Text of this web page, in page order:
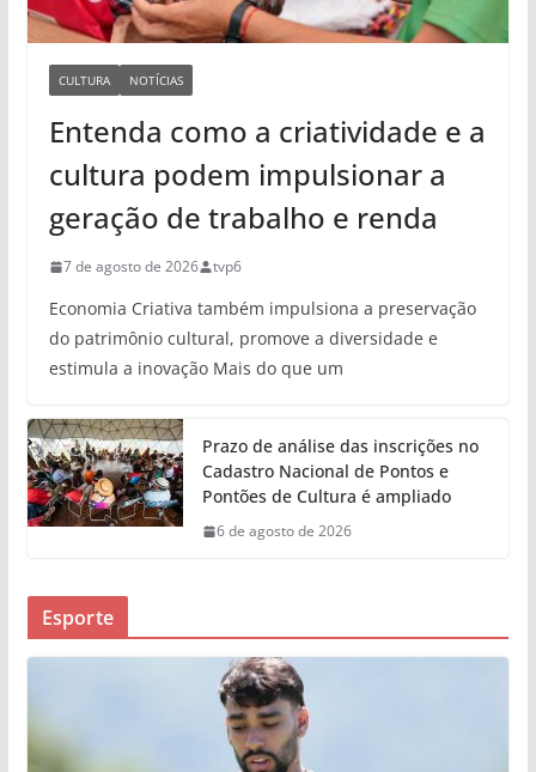
CULTURA NOTÍCIAS
Entenda como a criatividade e a
cultura podem impulsionar a
geração de trabalho e renda
7 de agosto de 2026 tvp6
Economia Criativa também impulsiona a preservação
do patrimônio cultural, promove a diversidade e
estimula a inovação Mais do que um
Prazo de análise das inscrições no
Cadastro Nacional de Pontos e
Pontões de Cultura é ampliado
6 de agosto de 2026
Esporte